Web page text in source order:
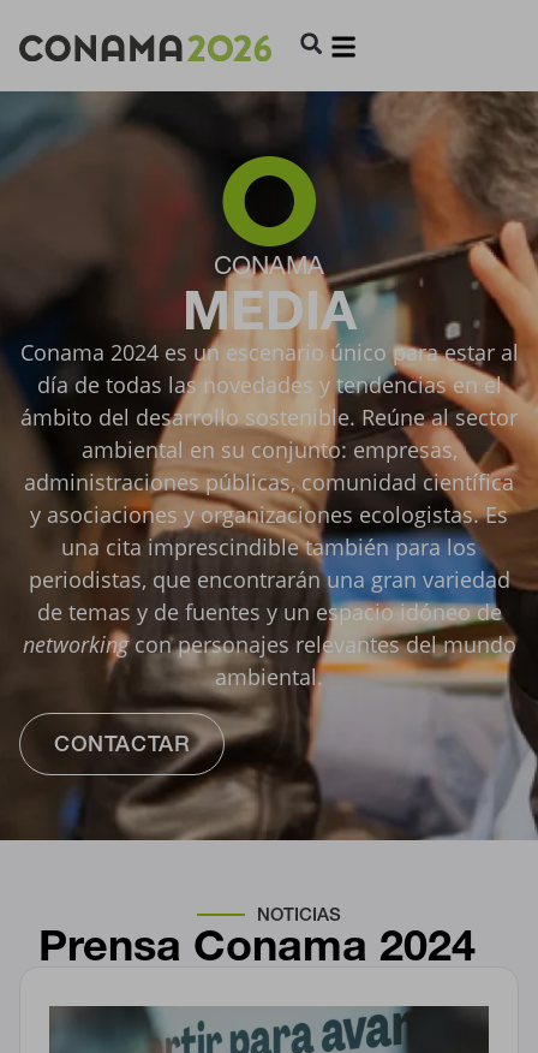
CONAMA
MEDIA
Conama 2024 es un escenario único para estar al
día de todas las novedades y tendencias en el
ámbito del desarrollo sostenible. Reúne al sector
ambiental en su conjunto: empresas,
administraciones públicas, comunidad científica
y asociaciones y organizaciones ecologistas. Es
una cita imprescindible también para los
periodistas, que encontrarán una gran variedad
de temas y de fuentes y un espacio idóneo de
networkingcon personajes relevantes del mundo
ambiental.
CONTACTAR
NOTICIAS
Prensa Conama 2024